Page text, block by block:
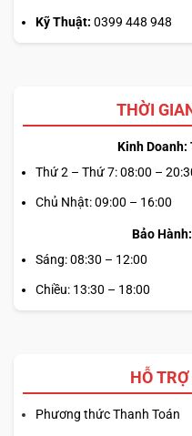
Kỹ Thuật: 0399 448 948
THỜI
Kinh Doanh:
Thứ 2 – Thứ 7: 08:00 –
Chủ Nhật: 09:00 – 16:00
Bảo
Sáng: 08:30 – 12:00
Chiều: 13:30 – 18:00
HỖ
Phương thức Thanh Toán